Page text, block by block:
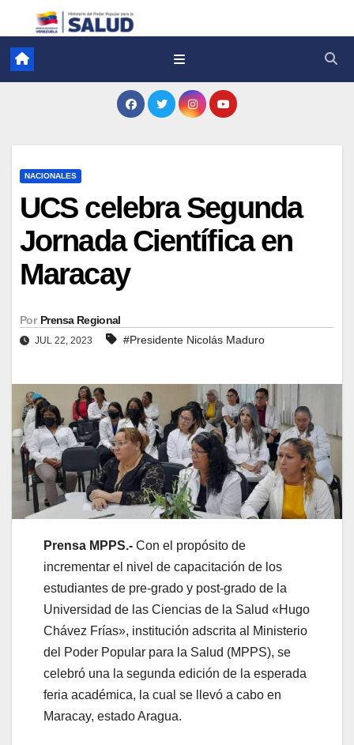
NACIONALES
UCS celebra Segunda
Jornada Científica en
Maracay
Por Prensa Regional
JUL 22, 2023 #Presidente Nicolás Maduro
Prensa MPPS.- Con el propósito de
incrementar el nivel de capacitación de los
estudiantes de pre-grado y post-grado de la
Universidad de las Ciencias de la Salud «Hugo
Chávez Frías», institución adscrita al Ministerio
del Poder Popular para la Salud (MPPS), se
celebró una la segunda edición de la esperada
feria académica, la cual se llevó a cabo en
Maracay, estado Aragua.